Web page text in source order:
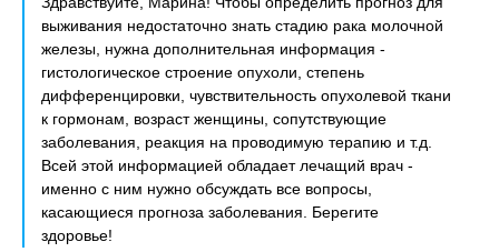
выживания недостаточно знать стадию рака молочной
железы, нужна дополнительная информация -
гистологическое строение опухоли, степень
дифференцировки, чувствительность опухолевой ткани
к гормонам, возраст женщины, сопутствующие
заболевания, реакция на проводимую терапию и т.д.
Всей этой информацией обладает лечащий врач -
именно с ним нужно обсуждать все вопросы,
касающиеся прогноза заболевания. Берегите
здоровье!